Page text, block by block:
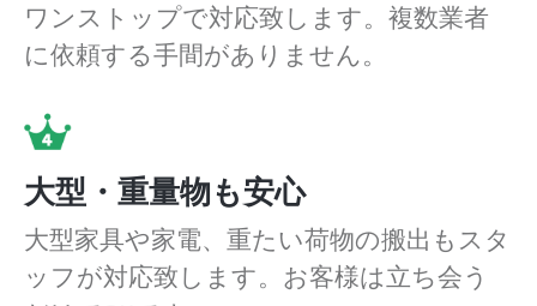
ワンストップで対応致します。複数業者
に依頼する手間がありません。
大型・重量物も安心
大型家具や家電、重たい荷物の搬出もスタ
ッフが対応致します。お客様は立ち会う